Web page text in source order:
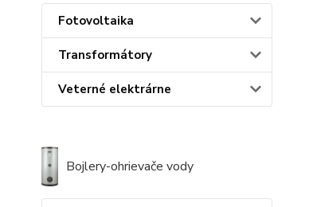
Fotovoltaika
Transformátory
Veterné elektrárne
Bojlery-ohrievače vody